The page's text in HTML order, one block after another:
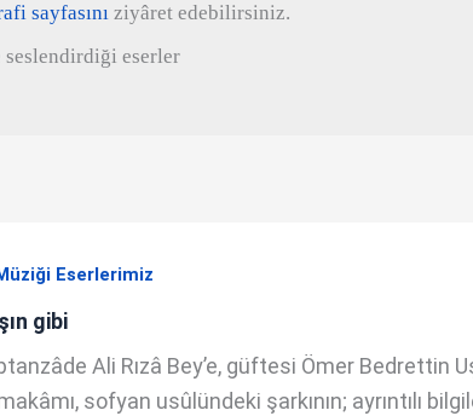
sayfasını ziyâret edebilirsiniz.
seslendirdiği eserler
Eserlerimiz
gibi
Ali Rızâ Bey’e, güftesi Ömer Bedrettin
sofyan usûlündeki şarkının; ayrıntılı